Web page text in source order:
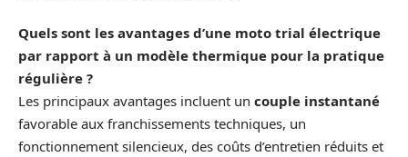
Quels sont les avantages d’une moto trial électrique
par rapport à un modèle thermique pour la pratique
régulière ?
Les principaux avantages incluent un couple instantané
favorable aux franchissements techniques, un
fonctionnement silencieux, des coûts d’entretien réduits et